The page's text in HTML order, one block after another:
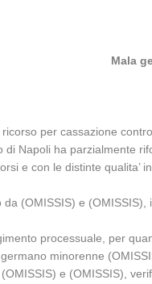
Mala
per cassazione
di Napoli ha parzialmente
e con le distinte qualita’
da (OMISSIS) e
processuale, per
minorenne
e (OMISSIS),